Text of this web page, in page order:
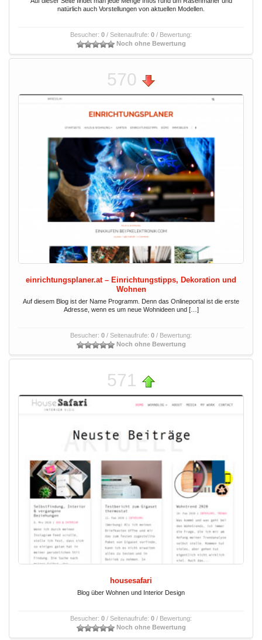
natürlich auch Vorstellungen von aktuellen Modellen.
Besucher: 0 / Seitenaufrufe: 0 / Bewertung:
Noch ohne Bewertung
570
einrichtungsplaner.at – Einrichtungstipps, Dekoration und
Wohnen
Auf diesem Blog ist der Name Programm. Denn das Onlineportal ist die erste
Adresse, wenn es um neue Wohnideen und […]
Besucher: 0 / Seitenaufrufe: 0 / Bewertung:
Noch ohne Bewertung
571
housesafari
Blog über Wohnen und Interior Design
Besucher: 0 / Seitenaufrufe: 0 / Bewertung:
Noch ohne Bewertung